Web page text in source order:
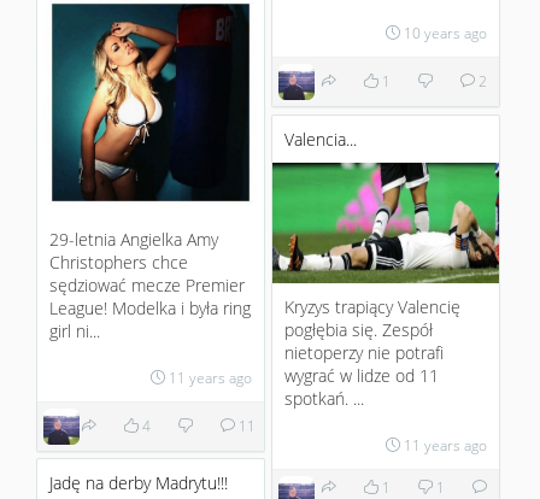
10 years ago
1 2
29-letnia Angielka Amy
Christophers chce
sędziować mecze Premier
League! Modelka i była ring
girl ni...
11 years ago
4 11
Valencia...
Kryzys trapiący Valencię
pogłębia się. Zespół
nietoperzy nie potrafi
wygrać w lidze od 11
spotkań. ...
11 years ago
1
1
Jadę na derby Madrytu!!!